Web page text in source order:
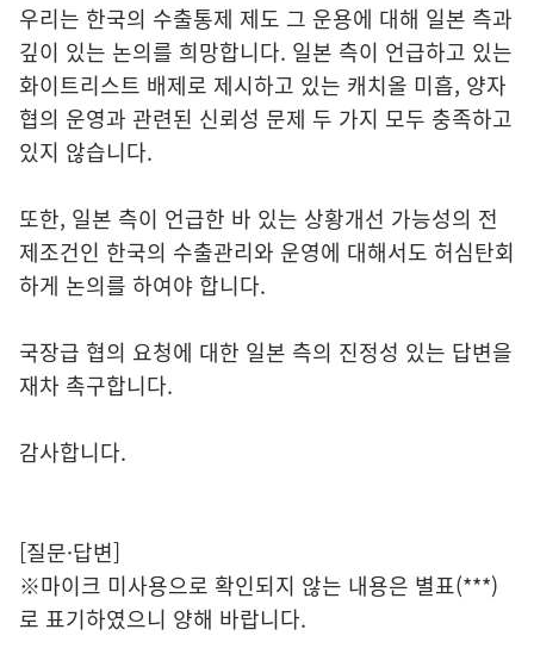
우리는 한국의 수출통제 제도 그 운용에 대해 일본 측과
깊이 있는 논의를 희망합니다. 일본 측이 언급하고 있는
화이트리스트 배제로 제시하고 있는 캐치올 미흡, 양자
협의 운영과 관련된 신뢰성 문제 두 가지 모두 충족하고
있지 않습니다.
또한, 일본 측이 언급한 바 있는 상황개선 가능성의 전
제조건인 한국의 수출관리와 운영에 대해서도 허심탄회
하게 논의를 하여야 합니다.
국장급 협의 요청에 대한 일본 측의 진정성 있는 답변을
재차 촉구합니다.
감사합니다.
[질문·답변]
※마이크 미사용으로 확인되지 않는 내용은 별표(***)
로 표기하였으니 양해 바랍니다.